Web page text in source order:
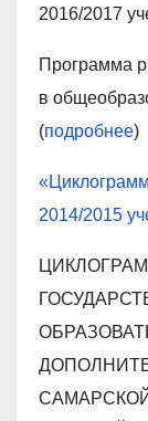
2016/2017
Программа
в
(подробнее)
2014/2015